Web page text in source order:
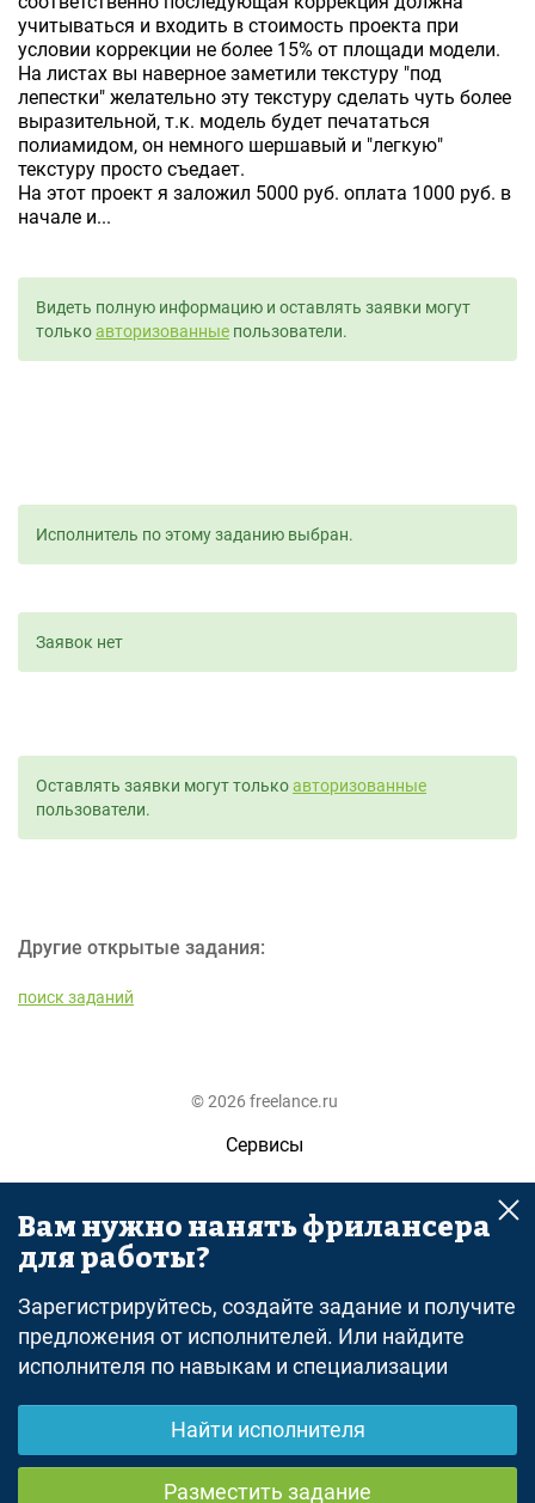
учитываться и входить в стоимость проекта при
условии коррекции не более 15% от площади модели.
На листах вы наверное заметили текстуру "под
лепестки" желательно эту текстуру сделать чуть более
выразительной, т.к. модель будет печататься
полиамидом, он немного шершавый и "легкую"
текстуру просто съедает.
На этот проект я заложил 5000 руб. оплата 1000 руб. в
начале и...
Видеть полную информацию и оставлять заявки могут
толькоавторизованные пользователи.
Исполнитель по этому заданию выбран.
Заявок нет
Оставлять заявки могут толькоавторизованные
пользователи.
Другие открытые задания:
поиск заданий
© 2026 freelance.ru
Сервисы
Помощь
Поиск
Оферта
Политика конфиденциальности
Дисклеймер о ЗоЗПП
Отказ от ответственности
Вам нужно нанять фрилансера
для работы?
Зарегистрируйтесь, создайте задание и получите
предложения от исполнителей. Или найдите
исполнителя по навыкам и специализации
Найти исполнителя
Разместить задание